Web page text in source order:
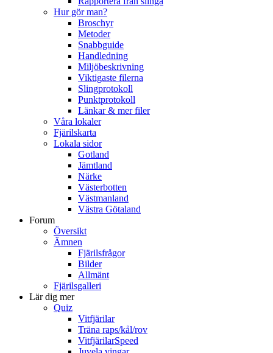
Hur gör man?
Broschyr
Metoder
Snabbguide
Handledning
Miljöbeskrivning
Viktigaste filerna
Slingprotokoll
Punktprotokoll
Länkar & mer filer
Våra lokaler
Fjärilskarta
Lokala sidor
Gotland
Jämtland
Närke
Västerbotten
Västmanland
Västra Götaland
Forum
Översikt
Ämnen
Fjärilsfrågor
Bilder
Allmänt
Fjärilsgalleri
Lär dig mer
Quiz
Vitfjärilar
Träna raps/kål/rov
VitfjärilarSpeed